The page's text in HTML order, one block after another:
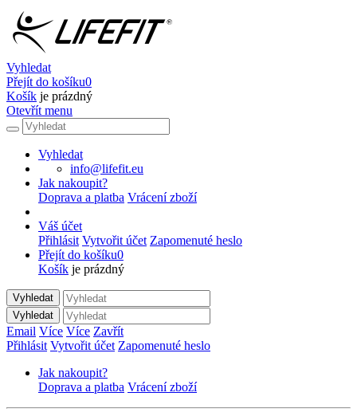
Vyhledat
Přejít do košíku0
Košík je prázdný
Otevřít menu
Vyhledat
info@lifefit.eu
Jak nakoupit?
Doprava a platba Vrácení zboží
Váš účet
Přihlásit Vytvořit účet Zapomenuté heslo
Přejít do košíku0
Košík je prázdný
Vyhledat
Vyhledat
Email Více Více Zavřít
Přihlásit Vytvořit účet Zapomenuté heslo
Jak nakoupit?
Doprava a platba Vrácení zboží